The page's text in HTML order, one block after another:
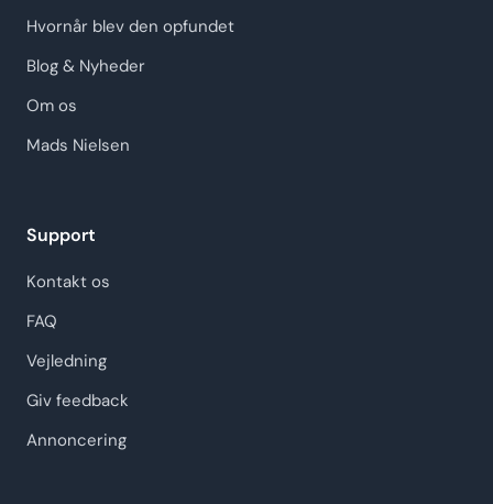
Hvornår blev den opfundet
Blog & Nyheder
Om os
Mads Nielsen
Support
Kontakt os
FAQ
Vejledning
Giv feedback
Annoncering